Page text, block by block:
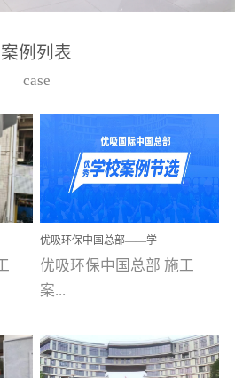
高技能的团队。汇聚了众
取得了多项产品技术专利
和多项国家版权局著作
权，获得高新技术企业称
号。生产优势自主生产自
给自足，优吸公司于2015
在广州番禺区成功建立产
品线生产基地，工厂拥有
自动化生产设备和成熟的
选择源头源材料、严控产
品质量，我们每一批的生
案例列表
case
优吸环保中国总部——学
校施工案例(节选)
优吸环保中国总部 施工
案...
例(学校工装节选)广州南沙